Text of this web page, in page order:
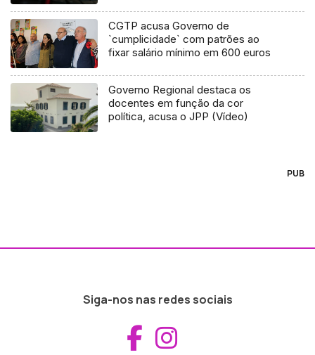
CGTP acusa Governo de
`cumplicidade` com patrões ao
fixar salário mínimo em 600 euros
Governo Regional destaca os
docentes em função da cor
política, acusa o JPP (Vídeo)
PUB
Siga-nos nas redes sociais
Aceder ao